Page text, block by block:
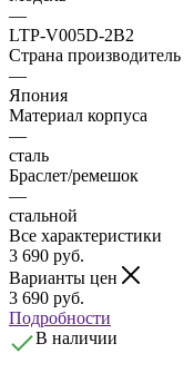
—
LTP-V005D-2B2
Страна производитель
—
Япония
Материал корпуса
—
сталь
Браслет/ремешок
—
стальной
Все характеристики
3 690 руб.
Варианты цен
3 690 руб.
Подробности
В наличии